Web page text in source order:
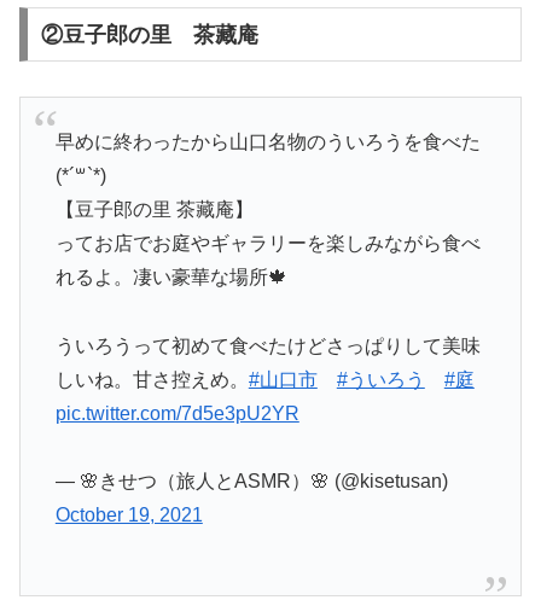
②豆子郎の里 茶藏庵
早めに終わったから山口名物のういろうを食べた
(*´꒳`*)
【豆子郎の里 茶藏庵】
ってお店でお庭やギャラリーを楽しみながら食べ
れるよ。凄い豪華な場所🍁
ういろうって初めて食べたけどさっぱりして美味
しいね。甘さ控えめ。 #山口市 #ういろう
#庭
pic.twitter.com/7d5e3pU2YR
— 🌸きせつ（旅人とASMR）🌸 (@kisetusan)
October 19, 2021